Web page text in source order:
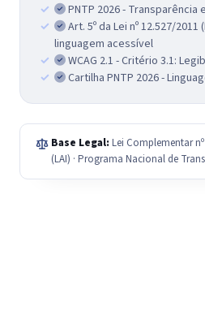
PNTP 2026 - Transparência
Art. 5º da Lei nº 12.527/2011
linguagem acessível
WCAG 2.1 - Critério 3.1:
Cartilha PNTP 2026 -
Base Legal: Lei Complementar nº
(LAI) · Programa Nacional de